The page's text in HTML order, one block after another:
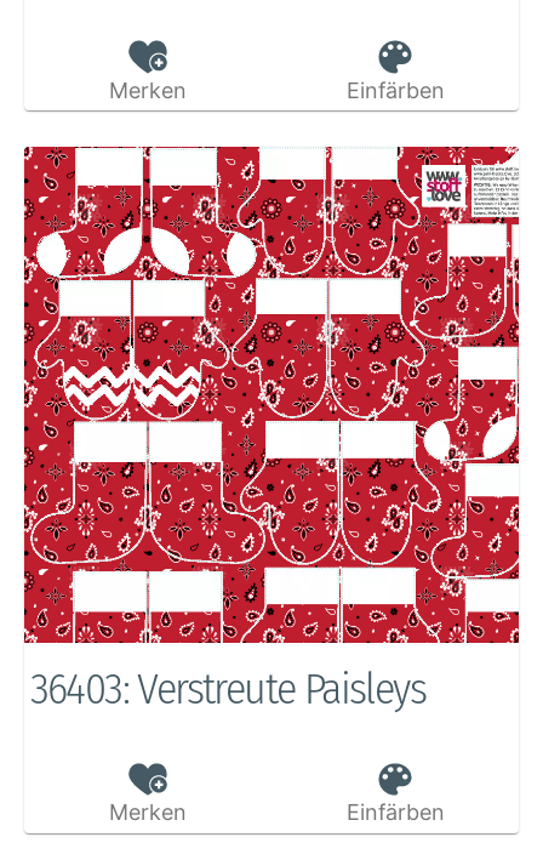
Merken Einfärben
36403: Verstreute Paisleys
Merken Einfärben